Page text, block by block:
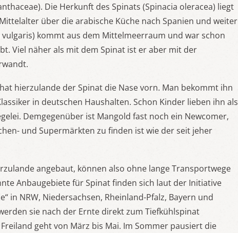
Die Herkunft des Spinats (Spinacia oleracea) liegt
über die arabische Küche nach Spanien und weiter
vulgaris) kommt aus dem Mittelmeerraum und war schon
Viel näher als mit dem Spinat ist er aber mit der
hierzulande der Spinat die Nase vorn. Man bekommt ihn
in deutschen Haushalten. Schon Kinder lieben ihn als
Demgegenüber ist Mangold fast noch ein Newcomer,
und Supermärkten zu finden ist wie der seit jeher
angebaut, können also ohne lange Transportwege
Anbaugebiete für Spinat finden sich laut der Initiative
in NRW, Niedersachsen, Rheinland-Pfalz, Bayern und
sie nach der Ernte direkt zum Tiefkühlspinat
geht von März bis Mai. Im Sommer pausiert die